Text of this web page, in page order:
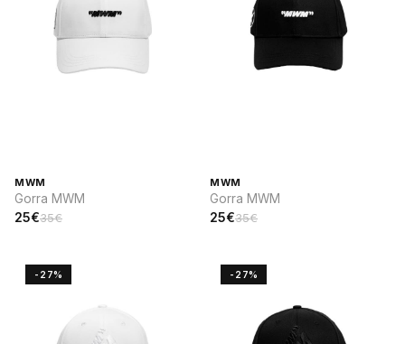
MWM
Gorra MWM
25€35€
MWM
Gorra MWM
25€35€
-27% -27%